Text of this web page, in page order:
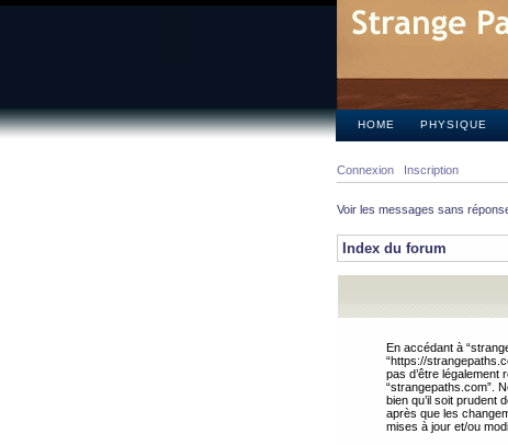
HOME PHYSIQUE
Connexion Inscription
Voir les messages sans
Index du forum
En accédant à
“https://
pas d’être
“strangepaths.com”.
bien qu’il soit prudent
après que les
mises à jour et/ou